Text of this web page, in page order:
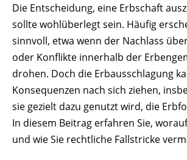
Die Entscheidung, eine Erbschaft
sollte wohlüberlegt sein. Häufig
sinnvoll, etwa wenn der Nachlass
oder Konflikte innerhalb der
drohen. Doch die Erbausschlagung
Konsequenzen nach sich ziehen,
sie gezielt dazu genutzt wird, die
In diesem Beitrag erfahren Sie,
und wie Sie rechtliche Fallstricke